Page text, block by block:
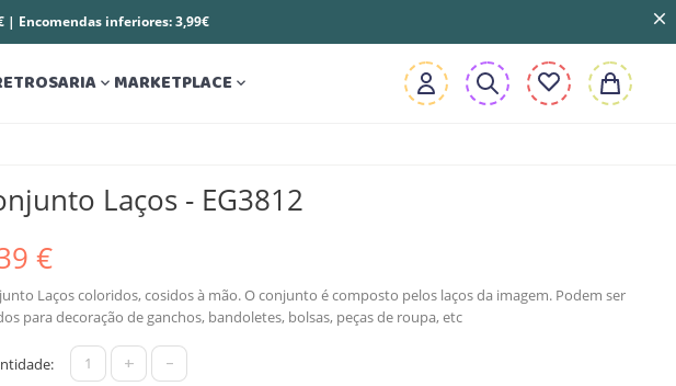
| Encomendas inferiores: 3,99€
 MARKETPLACE 
Laços - EG3812
€
Laços coloridos, cosidos à mão. O conjunto é composto pelos laços da imagem. Podem ser
para decoração de ganchos, bandoletes, bolsas, peças de roupa, etc
+ -